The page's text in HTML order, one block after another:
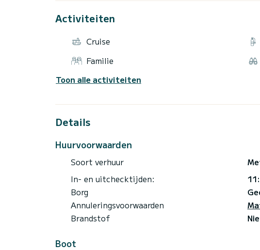
De ruime binnenhut heeft een volledig uitgeruste
Geniet van de vrijheid die uw opblaasbare
u ter beschikking stellen: paddlesurfen, snorkelen
Activiteiten
Cruise
Familie
Toon alle activiteiten
Details
Huurvoorwaarden
Soort verhuur
In- en uitchecktijden:
Borg
Annuleringsvoorwaarden
Brandstof
Boot